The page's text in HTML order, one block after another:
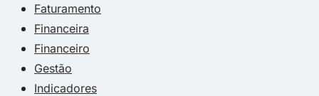
Faturamento
Financeira
Financeiro
Gestão
Indicadores